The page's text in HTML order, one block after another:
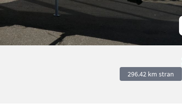
296.42 km stran